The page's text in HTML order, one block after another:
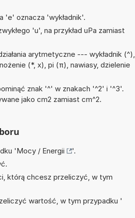
'e' oznacza 'wykładnik'.
'u', na przykład uPa zamiast
arytmetyczne --- wykładnik (^),
(*, x), pi (π), nawiasy, dzielenie
znak '^' w znakach '^2' i '^3'.
jako cm2 zamiast cm^2.
'Mocy / Energii
'.
którą chcesz przeliczyć, w tym
wartość, w tym przypadku '